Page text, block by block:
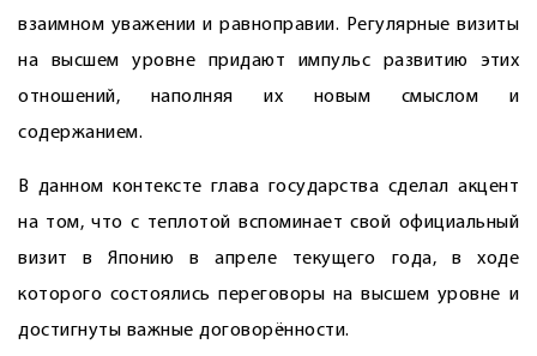
взаимном уважении и равноправии. Регулярные визиты
на высшем уровне придают импульс развитию этих
отношений, наполняя их новым смыслом и
содержанием.
В данном контексте глава государства сделал акцент
на том, что с теплотой вспоминает свой официальный
визит в Японию в апреле текущего года, в ходе
которого состоялись переговоры на высшем уровне и
достигнуты важные договорённости.